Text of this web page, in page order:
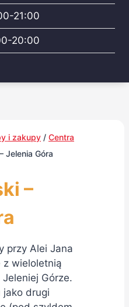
21:00
20:00
i zakupy / Centra
Jelenia Góra
–
przy Alei Jana
z wieloletnią
Górze.
drugi